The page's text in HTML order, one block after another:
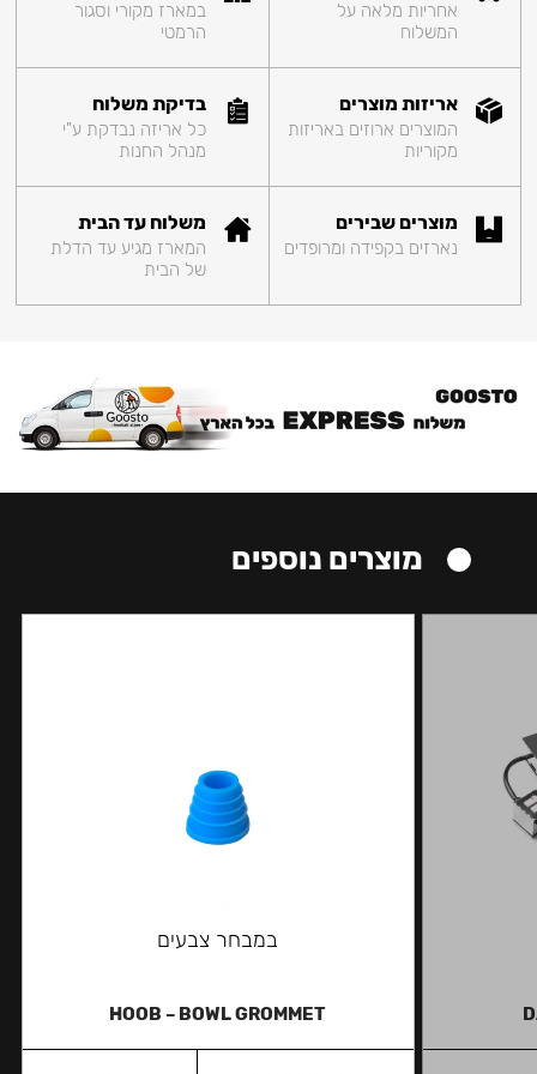
אחריות מלאה על
המשלוח
במארז מקורי וסגור
הרמטי
אריזות מוצרים
המוצרים ארוזים באריזות
מקוריות
בדיקת משלוח
כל אריזה נבדקת ע"י
מנהל החנות
מוצרים שבירים
נארזים בקפידה ומרופדים
משלוח עד הבית
המארז מגיע עד הדלת
של הבית
מוצרים נוספים
במבחר צבעים
HOOB – BOWL GROMMET